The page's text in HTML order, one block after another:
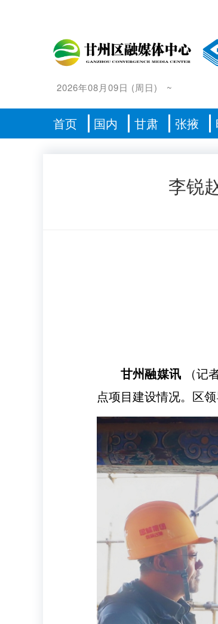
2026年08月09日 (周日) ~
首页 国内 甘肃 张掖
李锐
甘州融媒讯
（记
点项目建设情况。区